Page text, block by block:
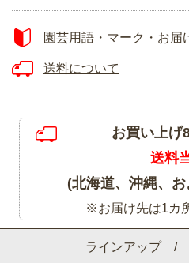
ラインアップ
園芸用語・マーク・お届
送料について
お買い上げ
送料
(北海道、沖縄、
※お届け先は1カ